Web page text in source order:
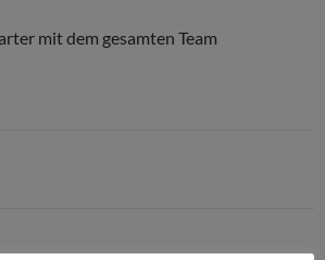
mit dem gesamten Team